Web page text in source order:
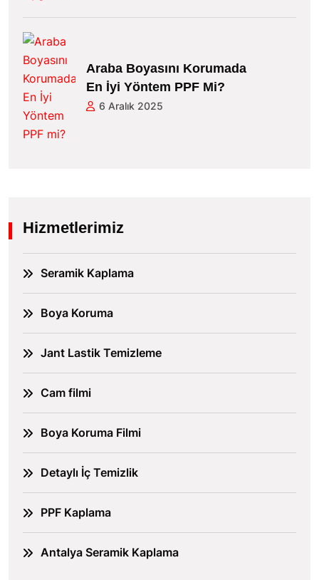
Araba Boyasını Korumada
En İyi Yöntem PPF Mi?
6 Aralık 2025
Hizmetlerimiz
Seramik Kaplama
Boya Koruma
Jant Lastik Temizleme
Cam filmi
Boya Koruma Filmi
Detaylı İç Temizlik
PPF Kaplama
Antalya Seramik Kaplama